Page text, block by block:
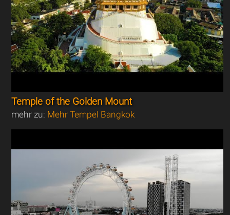
Temple of the Golden Mount
mehr zu: Mehr Tempel Bangkok